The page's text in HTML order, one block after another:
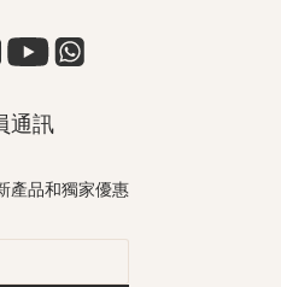
通訊
產品和獨家優惠